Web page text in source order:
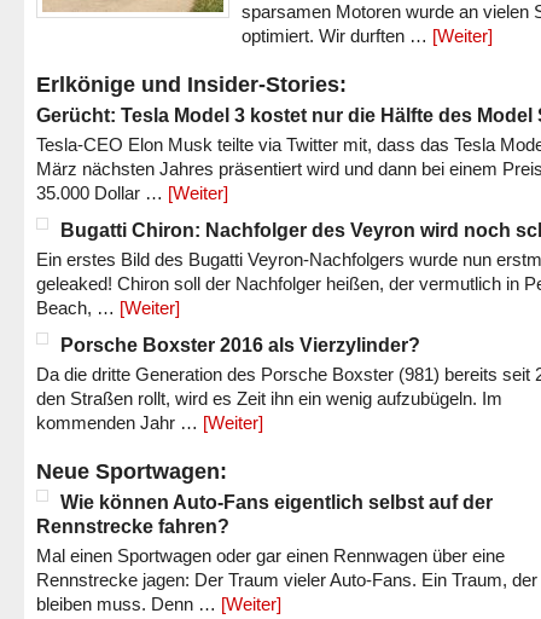
sparsamen Motoren wurde an vielen
optimiert. Wir durften … [Weiter]
Erlkönige und Insider-Stories:
Gerücht: Tesla Model 3 kostet nur die Hälfte des Model
Tesla-CEO Elon Musk teilte via Twitter mit, dass das Tesla
März nächsten Jahres präsentiert wird und dann bei einem
35.000 Dollar … [Weiter]
Bugatti Chiron: Nachfolger des Veyron wird noch
Ein erstes Bild des Bugatti Veyron-Nachfolgers wurde nun
geleaked! Chiron soll der Nachfolger heißen, der vermutlich in
Beach, … [Weiter]
Porsche Boxster 2016 als Vierzylinder?
Da die dritte Generation des Porsche Boxster (981) bereits seit
den Straßen rollt, wird es Zeit ihn ein wenig aufzubügeln. Im
kommenden Jahr … [Weiter]
Neue Sportwagen:
Wie können Auto-Fans eigentlich selbst auf der
Rennstrecke fahren?
Mal einen Sportwagen oder gar einen Rennwagen über eine
Rennstrecke jagen: Der Traum vieler Auto-Fans. Ein Traum,
bleiben muss. Denn … [Weiter]